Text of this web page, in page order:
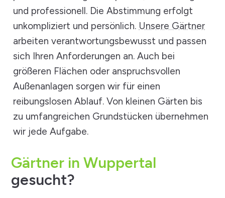
und professionell. Die Abstimmung erfolgt
unkompliziert und persönlich. Unsere Gärtner
arbeiten verantwortungsbewusst und passen
sich Ihren Anforderungen an. Auch bei
größeren Flächen oder anspruchsvollen
Außenanlagen sorgen wir für einen
reibungslosen Ablauf. Von kleinen Gärten bis
zu umfangreichen Grundstücken übernehmen
wir jede Aufgabe.
Gärtner in Wuppertal
gesucht?